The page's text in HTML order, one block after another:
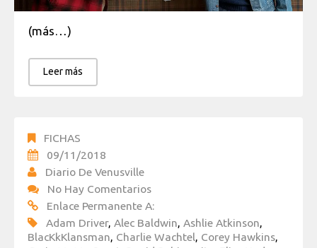
(más…)
Leer más
FICHAS
09/11/2018
Diario De Venusville
No Hay Comentarios
Enlace Permanente A:
Adam Driver, Alec Baldwin, Ashlie Atkinson,
BlacKkKlansman, Charlie Wachtel, Corey Hawkins,